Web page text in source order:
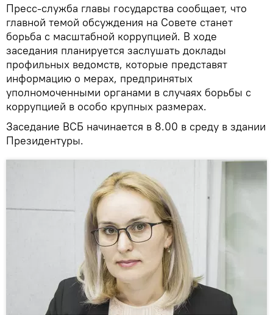
Пресс-служба главы государства сообщает, что
главной темой обсуждения на Совете станет
борьба с масштабной коррупцией. В ходе
заседания планируется заслушать доклады
профильных ведомств, которые представят
информацию о мерах, предпринятых
уполномоченными органами в случаях борьбы с
коррупцией в особо крупных размерах.
Заседание ВСБ начинается в 8.00 в среду в здании
Президентуры.